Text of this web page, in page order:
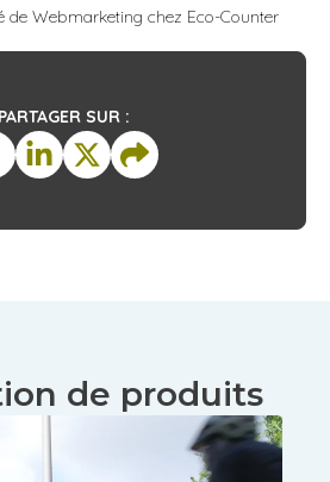
de Webmarketing chez Eco-Counter
PARTAGER SUR :
de produits